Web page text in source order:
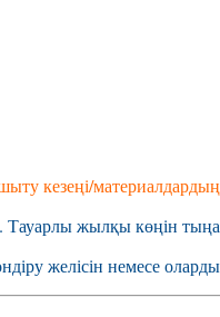
кезеңі/материалдардың
Тауарлы жылқы көңін
желісін немесе